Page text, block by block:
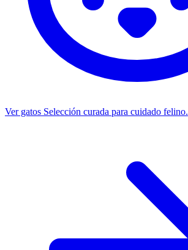
Ver gatos Selección curada para cuidado felino.